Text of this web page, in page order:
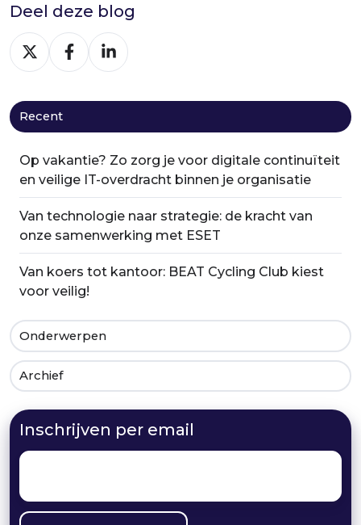
Deel deze blog
Deel
via
Deel
via
Deel
via
Recent
Op vakantie? Zo zorg je voor digitale continuïteit
en veilige IT-overdracht binnen je organisatie
Van technologie naar strategie: de kracht van
onze samenwerking met ESET
Van koers tot kantoor: BEAT Cycling Club kiest
voor veilig!
Onderwerpen
Archief
Inschrijven per email
Email